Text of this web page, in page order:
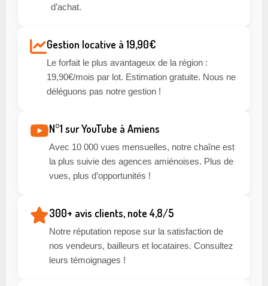
d’achat.
Gestion locative à 19,90€
Le forfait le plus avantageux de la région :
19,90€/mois par lot. Estimation gratuite. Nous ne
déléguons pas notre gestion !
N°1 sur YouTube à Amiens
Avec 10 000 vues mensuelles, notre chaîne est
la plus suivie des agences amiénoises. Plus de
vues, plus d’opportunités !
300+ avis clients, note 4,8/5
Notre réputation repose sur la satisfaction de
nos vendeurs, bailleurs et locataires. Consultez
leurs témoignages !